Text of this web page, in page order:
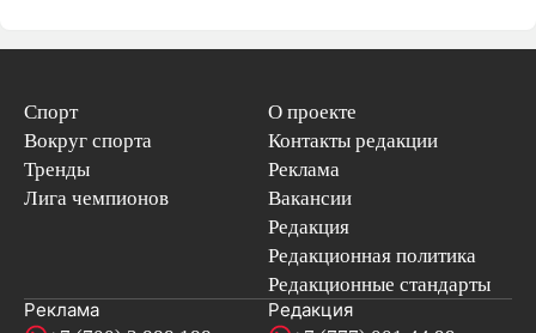
Спорт
Вокруг спорта
Тренды
Лига чемпионов
О проекте
Контакты редакции
Реклама
Вакансии
Редакция
Редакционная политика
Редакционные стандарты
Реклама Редакция